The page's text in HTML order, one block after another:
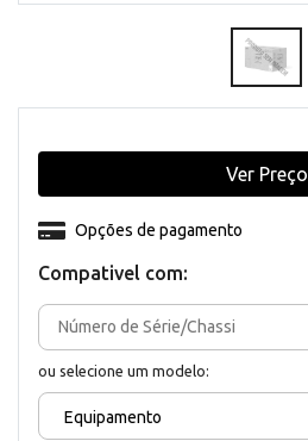
Compativel com:
ou selecione um modelo:
Equipamento
Opções de pagamento
Ver Preço